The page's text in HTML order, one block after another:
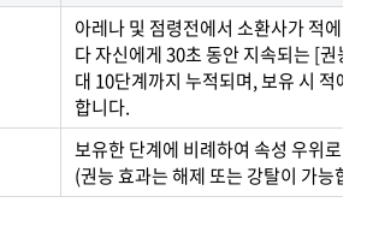
아레나 및 점령전에서 소환사가 적에게
다 자신에게 30초 동안 지속되는 [권능
대 10단계까지 누적되며, 보유 시 적에
합니다.
보유한 단계에 비례하여 속성 우위로
(권능 효과는 해제 또는 강탈이 가능합